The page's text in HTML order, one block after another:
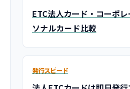
ETC法人カード・コーポ
ソナルカード比較
発行スピード